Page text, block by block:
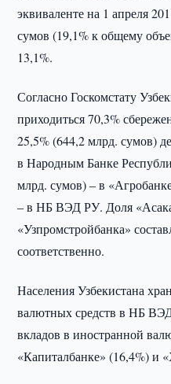
эквиваленте на 1 апреля
сумов (19,1% к общему
13,1%.
Согласно Госкомстату
приходиться 70,3%
25,5% (644,2 млрд. сумов)
в Народным Банке
млрд. сумов) – в
– в НБ ВЭД РУ. Доля
«Узпромстройбанка»
соответственно.
Населения Узбекистана
валютных средств в НБ
вкладов в иностранной
«Капиталбанке» (16,4%) и